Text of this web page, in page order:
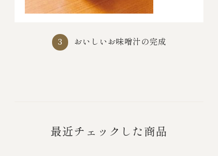
3 おいしいお味噌汁の完成
最近チェックした商品